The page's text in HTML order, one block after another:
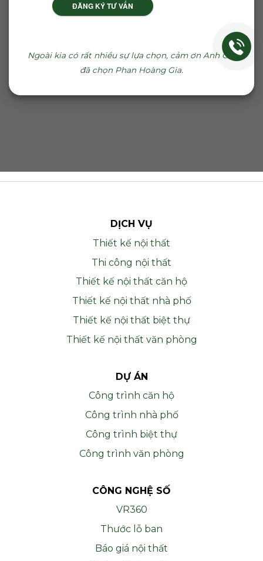
ĐĂNG KÝ TƯ VẤN
Ngoài kia có rất nhiều sự lựa chọn, cảm ơn Anh Chị
đã chọn Phan Hoàng Gia.
DỊCH VỤ
Thiết kế nội thất
Thi công nội thất
Thiết kế nội thất căn hộ
Thiết kế nội thất nhà phố
Thiết kế nội thất biệt thự
Thiết kế nội thất văn phòng
DỰ ÁN
Công trình căn hộ
Công trình nhà phố
Công trình biệt thự
Công trình văn phòng
CÔNG NGHỆ SỐ
VR360
Thước lỗ ban
Báo giá nội thất